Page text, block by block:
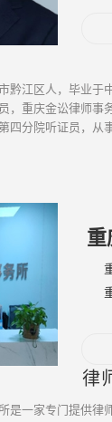
黔江区人，毕业于
，重庆金讼律师事
四分院听证员，从
重
律
是一家专门提供律